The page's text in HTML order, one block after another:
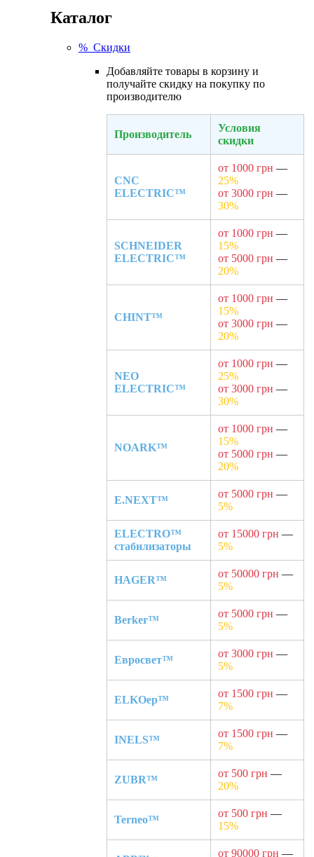
Каталог
% Скидки
Добавляйте товары в корзину и
получайте скидку на покупку по
производителю
Производитель
Условия
скидки
CNC
ELECTRIC™
от 1000 грн —
25%
от 3000 грн —
30%
SCHNEIDER
ELECTRIC™
от 1000 грн —
15%
от 5000 грн —
20%
CHINT™
от 1000 грн —
15%
от 3000 грн —
20%
NEO
ELECTRIC™
от 1000 грн —
25%
от 3000 грн —
30%
NOARK™
от 1000 грн —
15%
от 5000 грн —
20%
E.NEXT™
от 5000 грн —
5%
ELECTRO™
стабилизаторы
от 15000 грн —
5%
HAGER™
от 50000 грн —
5%
Berker™
от 5000 грн —
5%
Евросвет™
от 3000 грн —
5%
ELKOep™
от 1500 грн —
7%
INELS™
от 1500 грн —
7%
ZUBR™
от 500 грн —
20%
Terneo™
от 500 грн —
15%
от 90000 грн —